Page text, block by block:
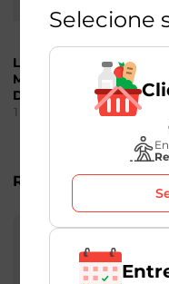
Limpador Tira Limo Mr
Músculo 500ml 30%
Desconto
1
R$ 98
Selecione